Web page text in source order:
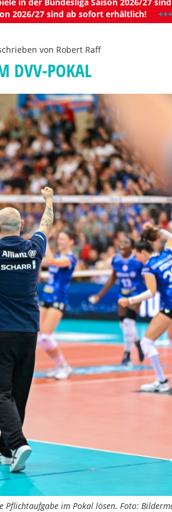
2026/27 sind ab sofort erhältlich!
von Robert Raff
DVV-POKAL
im Pokal lösen. Foto: